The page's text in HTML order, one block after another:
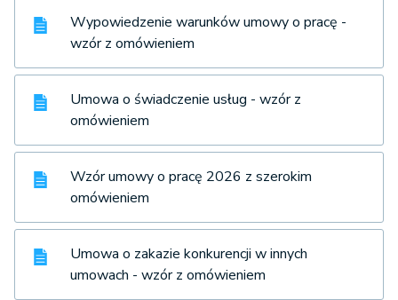
Wypowiedzenie warunków umowy o pracę -
wzór z omówieniem
Umowa o świadczenie usług - wzór z
omówieniem
Wzór umowy o pracę 2026 z szerokim
omówieniem
Umowa o zakazie konkurencji w innych
umowach - wzór z omówieniem